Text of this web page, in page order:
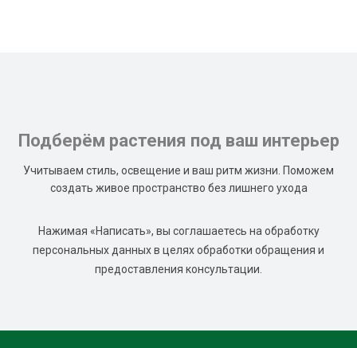
Подберём растения под ваш интерьер
Учитываем стиль, освещение и ваш ритм жизни. Поможем
создать живое пространство без лишнего ухода
Нажимая «Написать», вы соглашаетесь на обработку
персональных данных в целях обработки обращения и
предоставления консультации.